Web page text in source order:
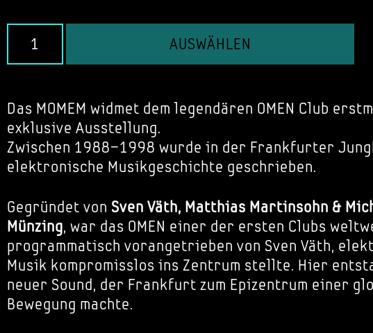
AUSWÄHLEN
Das MOMEM widmet dem legendären OMEN Club
exklusive Ausstellung.
Zwischen 1988–1998 wurde in der Frankfurter
elektronische Musikgeschichte geschrieben.
Gegründet von Sven Väth, Matthias Martinsohn &
Münzing, war das OMEN einer der ersten Clubs
programmatisch vorangetrieben von Sven Väth,
Musik kompromisslos ins Zentrum stellte. Hier
neuer Sound, der Frankfurt zum Epizentrum einer
Bewegung machte.